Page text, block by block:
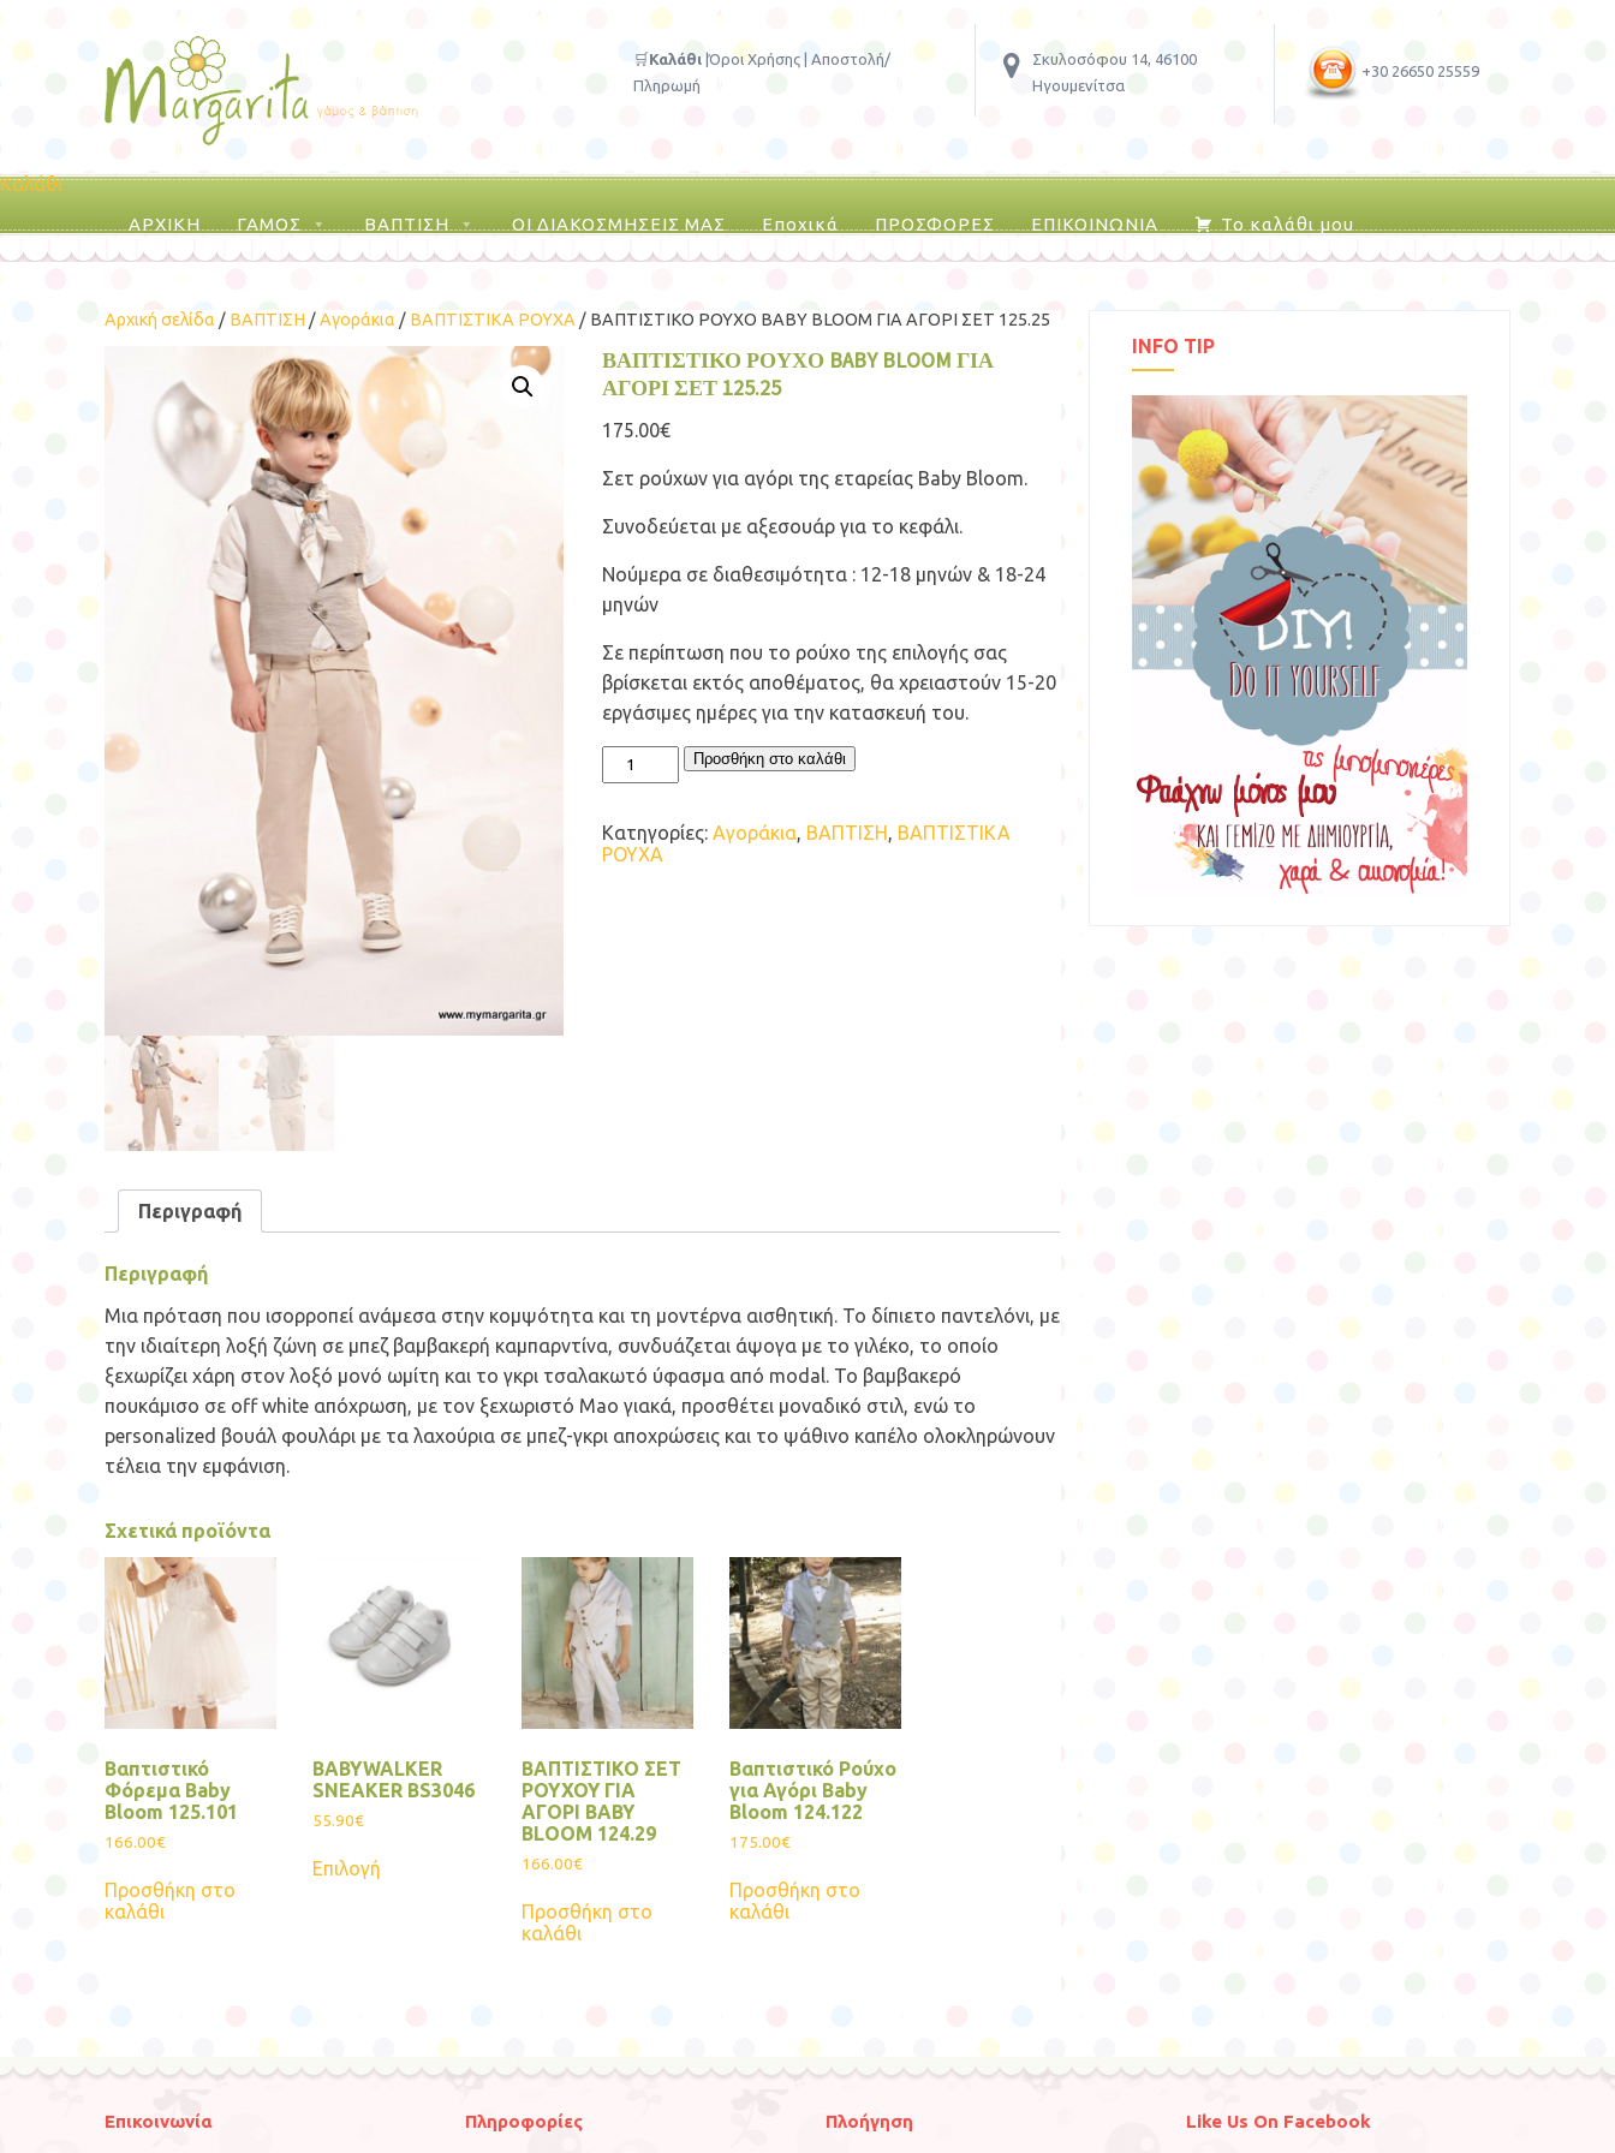
🛒Καλάθι |Όροι Χρήσης
Αποστολή/
Πληρωμή
Σκυλοσόφου 14, 46100
Ηγουμενίτσα
+30 26650 25559
Καλάθι
ΑΡΧΙΚΗ ΓΑΜΟΣ ΒΑΠΤΙΣΗ ΟΙ ΔΙΑΚΟΣΜΗΣΕΙΣ ΜΑΣ Εποχικά ΠΡΟΣΦΟΡΕΣ ΕΠΙΚΟΙΝΩΝΙΑ Το καλάθι μου
Αρχική σελίδα / ΒΑΠΤΙΣΗ /Αγοράκια / ΒΑΠΤΙΣΤΙΚΑ ΡΟΥΧΑ / ΒΑΠΤΙΣΤΙΚΟ ΡΟΥΧΟ BABY BLOOM ΓΙΑ ΑΓΟΡΙ ΣΕΤ 125.25
ΒΑΠΤΙΣΤΙΚΟ ΡΟΥΧΟ BABY BLOOM ΓΙΑ
ΑΓΟΡΙ ΣΕΤ 125.25
175.00€
Σετ ρούχων για αγόρι της εταρείας Baby Bloom.
Συνοδεύεται με αξεσουάρ για το κεφάλι.
Νούμερα σε διαθεσιμότητα : 12-18 μηνών & 18-24
μηνών
Σε περίπτωση που το ρούχο της επιλογής σας
βρίσκεται εκτός αποθέματος, θα χρειαστούν 15-20
εργάσιμες ημέρες για την κατασκευή του.
ΒΑΠΤΙΣΤΙΚΟ
ΡΟΥΧΟ
BLOOM
ΓΙΑ
ΑΓΟΡΙ
Προσθήκη στο καλάθι
Κατηγορίες: Αγοράκια, ΒΑΠΤΙΣΗ , ΒΑΠΤΙΣΤΙΚΑ
ΡΟΥΧΑ
Περιγραφή
Περιγραφή
Μια πρόταση που ισορροπεί ανάμεσα στην κομψότητα και τη μοντέρνα αισθητική. Το δίπιετο παντελόνι, με
την ιδιαίτερη λοξή ζώνη σε μπεζ βαμβακερή καμπαρντίνα, συνδυάζεται άψογα με το γιλέκο, το οποίο
ξεχωρίζει χάρη στον λοξό μονό ωμίτη και το γκρι τσαλακωτό ύφασμα από modal. Το βαμβακερό
πουκάμισο σε off white απόχρωση, με τον ξεχωριστό Μao γιακά, προσθέτει μοναδικό στιλ, ενώ το
personalized βουάλ φουλάρι με τα λαχούρια σε μπεζ-γκρι αποχρώσεις και το ψάθινο καπέλο ολοκληρώνουν
τέλεια την εμφάνιση.
Σχετικά προϊόντα
Βαπτιστικό
Φόρεμα Baby
Bloom 125.101
166.00€
Προσθήκη στο
καλάθι
BABYWALKER
SNEAKER BS3046
55.90€
Επιλογή
επιλεγούν
ΒΑΠΤΙΣΤΙΚΟ ΣΕΤ
ΡΟΥΧΟΥ ΓΙΑ
ΑΓΟΡΙ BABY
BLOOM 124.29
166.00€
Προσθήκη στο
καλάθι
Βαπτιστικό Ρούχο
για Αγόρι Βaby
Bloom 124.122
175.00€
Προσθήκη στο
καλάθι
INFO TIP
Επικοινωνία Πληροφορίες Πλοήγηση Like Us On Facebook